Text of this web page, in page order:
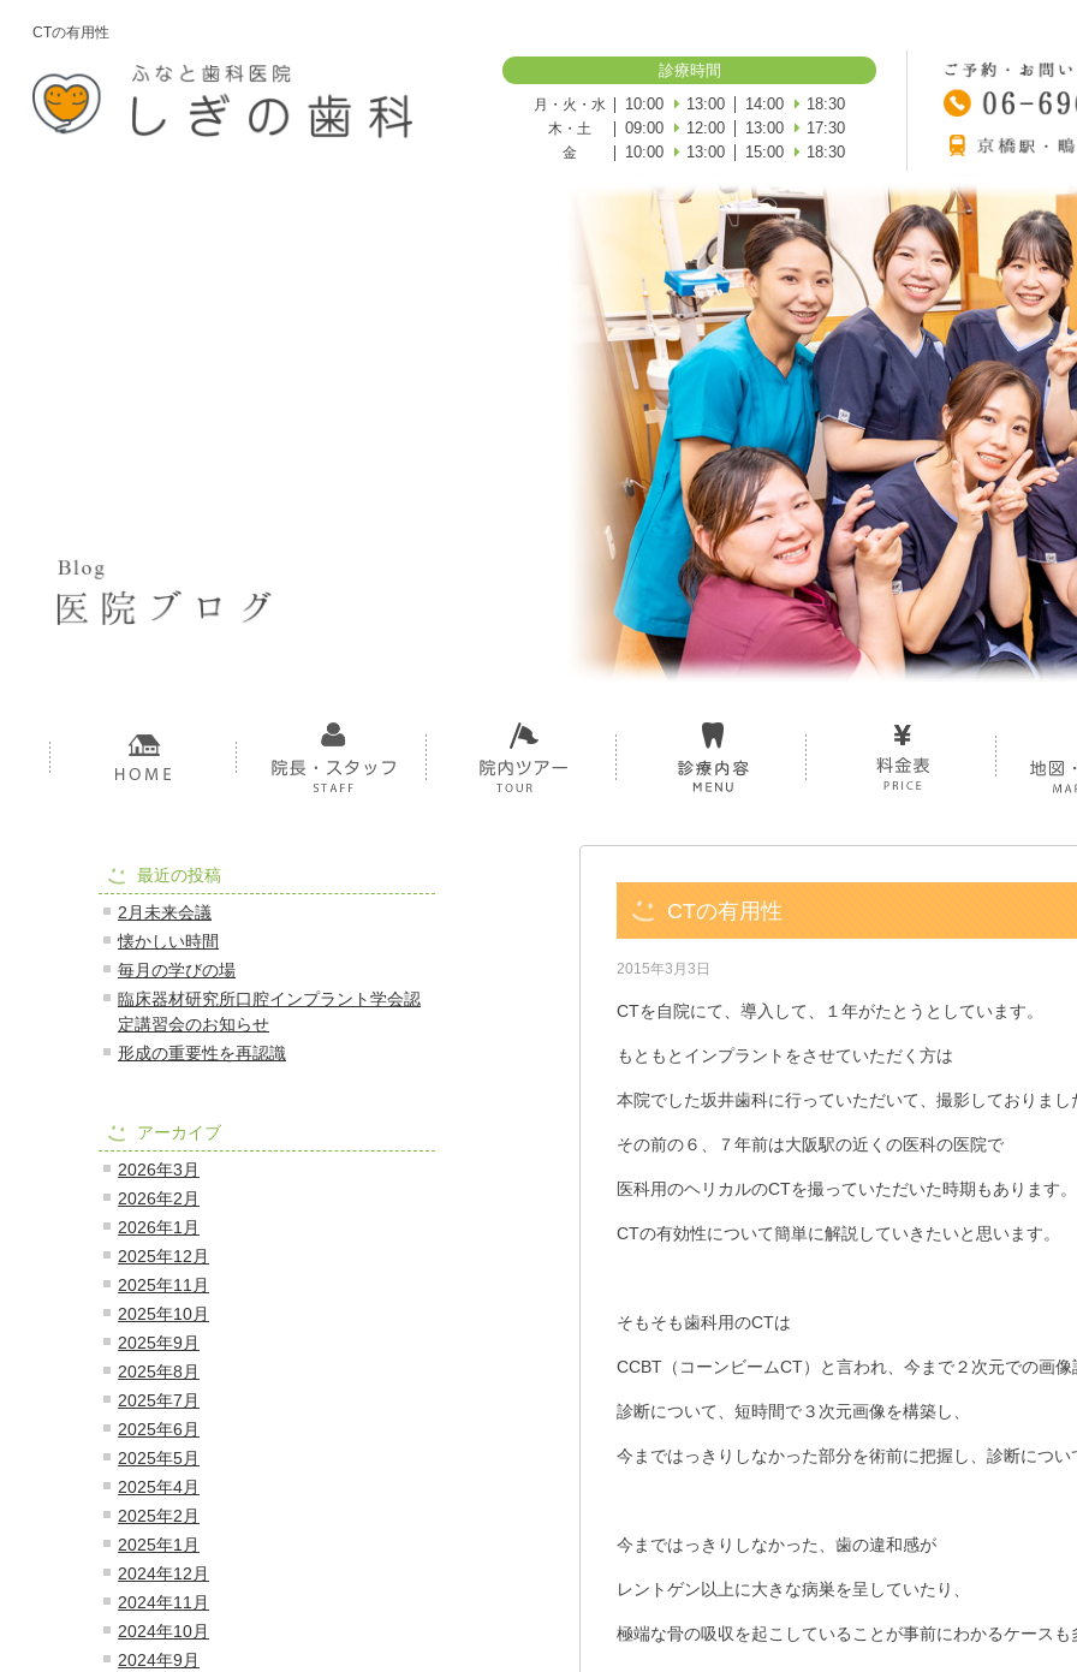
CTの有用性
診療時間
月・火・水 10:00 13:00 14:00 18:30
木・土 09:00 12:00 13:00 17:30
金 10:00 13:00 15:00 18:30
最近の投稿
2月未来会議
懐かしい時間
毎月の学びの場
臨床器材研究所口腔インプラント学会認
定講習会のお知らせ
形成の重要性を再認識
アーカイブ
2026年3月
2026年2月
2026年1月
2025年12月
2025年11月
2025年10月
2025年9月
2025年8月
2025年7月
2025年6月
2025年5月
2025年4月
2025年2月
2025年1月
2024年12月
2024年11月
2024年10月
2024年9月
CTの有用性
2015年3月3日
CTを自院にて、導入して、１年がたとうとしています。
もともとインプラントをさせていただく方は
本院でした坂井歯科に行っていただいて、撮影しておりまし
その前の６、７年前は大阪駅の近くの医科の医院で
医科用のヘリカルのCTを撮っていただいた時期もあります。
CTの有効性について簡単に解説していきたいと思います。
そもそも歯科用のCTは
CCBT（コーンビームCT）と言われ、今まで２次元での画
診断について、短時間で３次元画像を構築し、
今まではっきりしなかった部分を術前に把握し、診断につ
今まではっきりしなかった、歯の違和感が
レントゲン以上に大きな病巣を呈していたり、
極端な骨の吸収を起こしていることが事前にわかるケースも